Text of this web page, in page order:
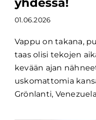
yhdessä!
01.06.2026
Vappu on takana,
taas olisi tekojen
kevään ajan
uskomattomia
Grönlanti,